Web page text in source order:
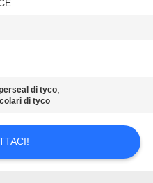
di tyco,
di tyco